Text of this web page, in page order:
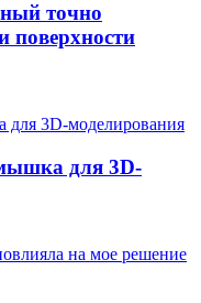
точно
поверхности
для 3D-